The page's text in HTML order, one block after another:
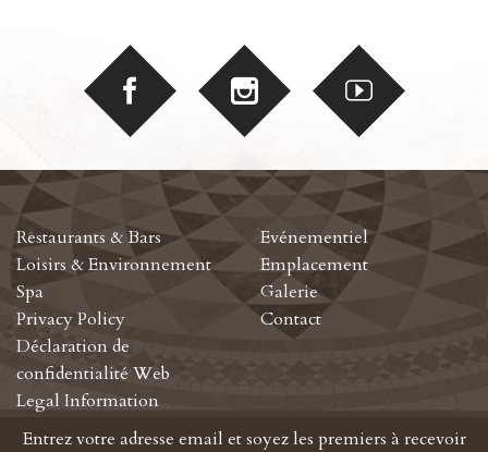
Restaurants & Bars
Loisirs & Environnement
Spa
Privacy Policy
Déclaration de
confidentialité Web
Legal Information
Evénementiel
Emplacement
Galerie
Contact
Entrez votre adresse email et soyez les premiers à recevoir